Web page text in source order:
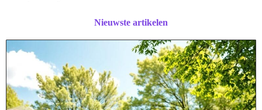
Nieuwste artikelen